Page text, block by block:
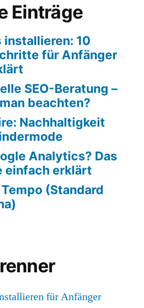
Einträge
installieren: 10
für Anfänger
SEO-Beratung –
beachten?
Nachhaltigkeit
Analytics? Das
einfach erklärt
(Standard
für Anfänger